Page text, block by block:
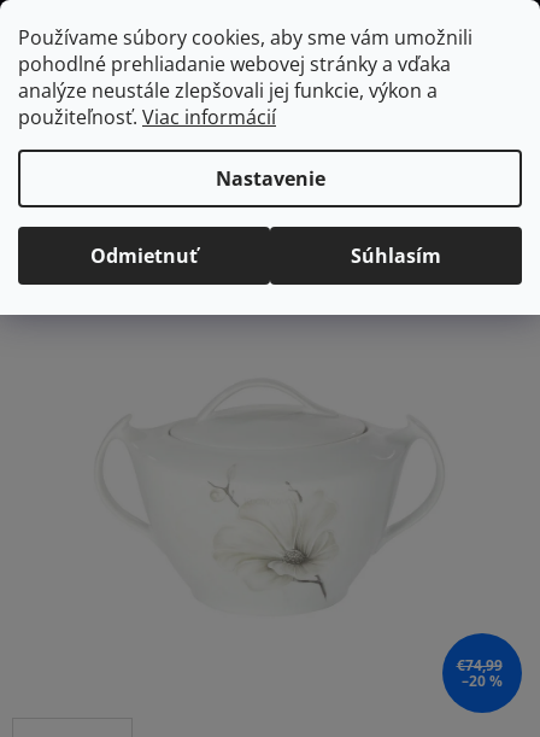
Používame súbory cookies, aby sme vám umožnili
pohodlné prehliadanie webovej stránky a vďaka
analýze neustále zlepšovali jej funkcie, výkon a
použiteľnosť. Viac informácií
Nastavenie
Odmietnuť Súhlasím
Prejsť
na
obsah
Hľadať
Domov
/ Vybavenie do jedálne / Stolovanie / Misy a misky /
polievku
AKCENT Magnólia polievková misa, 3 l
AKCENT Magnólia
polievková misa, 3 l
Priemerné
hodnotenie
Neohodnotené
Podrobnosti hodnotenia
€74,99
–20 %